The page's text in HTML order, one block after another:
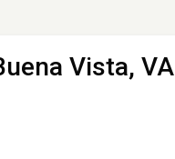
Vista, VA